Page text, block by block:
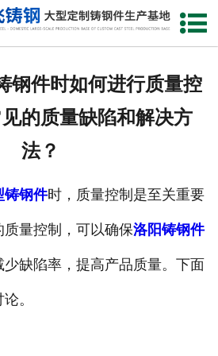
网站首页
生产能力
联系我们
钢件时如何进行质量控
的质量缺陷和解决方
法？
铸钢件时，质量控制是至关重要
量控制，可以确保洛阳铸钢件
缺陷率，提高产品质量。下面
。